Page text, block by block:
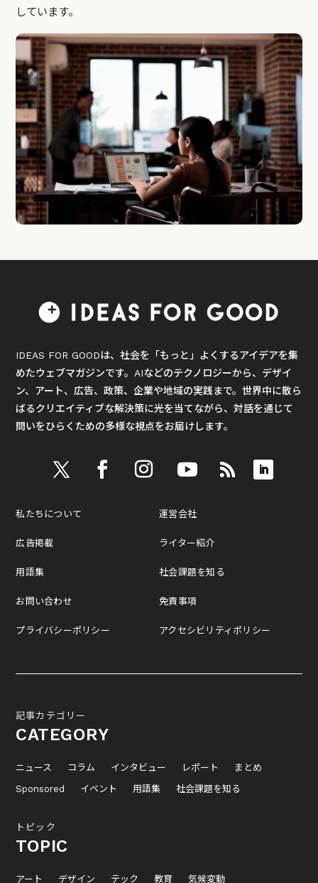
しています。
IDEAS FOR GOODは、社会を「もっと」よくするアイデアを集
めたウェブマガジンです。AIなどのテクノロジーから、デザイ
ン、アート、広告、政策、企業や地域の実践まで。世界中に散ら
ばるクリエイティブな解決策に光を当てながら、対話を通じて
問いをひらくための多様な視点をお届けします。
私たちについて
広告掲載
用語集
お問い合わせ
プライバシーポリシー
運営会社
ライター紹介
社会課題を知る
免責事項
アクセシビリティポリシー
記事カテゴリー
CATEGORY
ニュース コラム インタビュー レポート
まとめ
Sponsored
イベント 用語集 社会課題を知る
トピック
TOPIC
アート デザイン テック 教育 気候変動